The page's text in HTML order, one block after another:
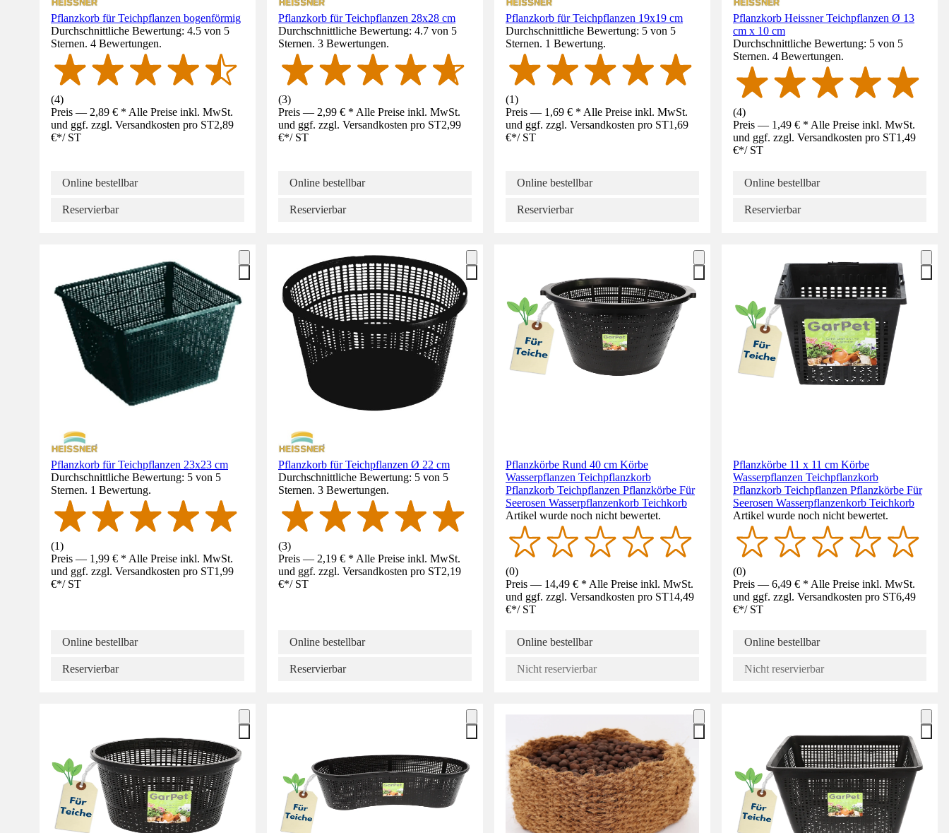
Pflanzkorb für Teichpflanzen bogenförmig
Durchschnittliche Bewertung: 4.5 von 5
Sternen. 4 Bewertungen.
(4)
Preis — 2,89 € * Alle Preise inkl. MwSt.
und ggf. zzgl. Versandkosten pro ST2,89
€*/ ST
Online bestellbar
Reservierbar
Pflanzkorb für Teichpflanzen 28x28 cm
Durchschnittliche Bewertung: 4.7 von 5
Sternen. 3 Bewertungen.
(3)
Preis — 2,99 € * Alle Preise inkl. MwSt.
und ggf. zzgl. Versandkosten pro ST2,99
€*/ ST
Online bestellbar
Reservierbar
Pflanzkorb für Teichpflanzen 19x19 cm
Durchschnittliche Bewertung: 5 von 5
Sternen. 1 Bewertung.
(1)
Preis — 1,69 € * Alle Preise inkl. MwSt.
und ggf. zzgl. Versandkosten pro ST1,69
€*/ ST
Online bestellbar
Reservierbar
Pflanzkorb Heissner Teichpflanzen Ø 13
cm x 10 cm
Durchschnittliche Bewertung: 5 von 5
Sternen. 4 Bewertungen.
(4)
Preis — 1,49 € * Alle Preise inkl. MwSt.
und ggf. zzgl. Versandkosten pro ST1,49
€*/ ST
Online bestellbar
Reservierbar
Pflanzkorb für Teichpflanzen 23x23 cm
Durchschnittliche Bewertung: 5 von 5
Sternen. 1 Bewertung.
(1)
Preis — 1,99 € * Alle Preise inkl. MwSt.
und ggf. zzgl. Versandkosten pro ST1,99
€*/ ST
Online bestellbar
Reservierbar
Pflanzkorb für Teichpflanzen Ø 22 cm
Durchschnittliche Bewertung: 5 von 5
Sternen. 3 Bewertungen.
(3)
Preis — 2,19 € * Alle Preise inkl. MwSt.
und ggf. zzgl. Versandkosten pro ST2,19
€*/ ST
Online bestellbar
Reservierbar
Pflanzkörbe Rund 40 cm Körbe
Wasserpflanzen Teichpflanzkorb
Pflanzkorb Teichpflanzen Pflanzkörbe Für
Seerosen Wasserpflanzenkorb Teichkorb
Artikel wurde noch nicht bewertet.
(0)
Preis — 14,49 € * Alle Preise inkl. MwSt.
und ggf. zzgl. Versandkosten pro ST14,49
€*/ ST
Online bestellbar
Nicht reservierbar
Pflanzkörbe 11 x 11 cm Körbe
Wasserpflanzen Teichpflanzkorb
Pflanzkorb Teichpflanzen Pflanzkörbe Für
Seerosen Wasserpflanzenkorb Teichkorb
Artikel wurde noch nicht bewertet.
(0)
Preis — 6,49 € * Alle Preise inkl. MwSt.
und ggf. zzgl. Versandkosten pro ST6,49
€*/ ST
Online bestellbar
Nicht reservierbar